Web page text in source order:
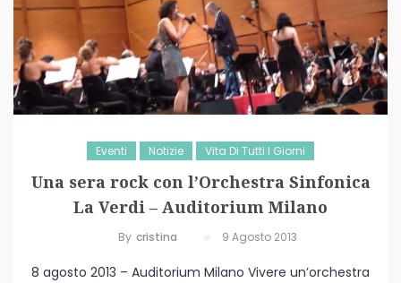
Eventi Notizie Vita Di Tutti I Giorni
Una sera rock con l’Orchestra Sinfonica
La Verdi – Auditorium Milano
By Cristina 9 Agosto 2013
8 agosto 2013 – Auditorium Milano Vivere un’orchestra